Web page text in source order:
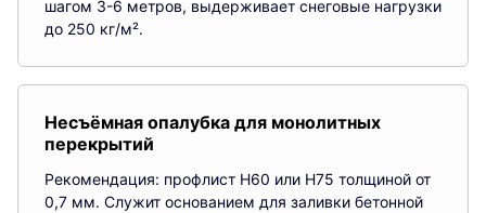
шагом 3-6 метров, выдерживает снеговые нагрузки
до 250 кг/м².
Несъёмная опалубка для монолитных
перекрытий
Рекомендация: профлист Н60 или Н75 толщиной от
0,7 мм. Служит основанием для заливки бетонной